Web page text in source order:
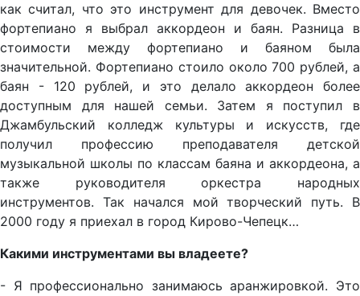
как считал, что это инструмент для девочек. Вместо
фортепиано я выбрал аккордеон и баян. Разница в
стоимости между фортепиано и баяном была
значительной. Фортепиано стоило около 700 рублей, а
баян - 120 рублей, и это делало аккордеон более
доступным для нашей семьи. Затем я поступил в
Джамбульский колледж культуры и искусств, где
получил профессию преподавателя детской
музыкальной школы по классам баяна и аккордеона, а
также руководителя оркестра народных
инструментов. Так начался мой творческий путь. В
2000 году я приехал в город Кирово-Чепецк…
Какими инструментами вы владеете?
- Я профессионально занимаюсь аранжировкой. Это